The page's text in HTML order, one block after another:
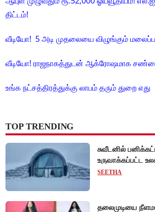
திட்டம்!
வீடியோ! 5 அடி முதலையை விழுங்கும்
வீடியோ! ராஜநாகத்துடன் ஆக்ரோஷமாக
உங்க நட்சத்திரத்துக்கு லாபம் தரும் துறை எது
TOP TRENDING
சுவீடனில்
உருவாக்கப்பட்ட
ஓட்டல்'!
SEETHA
தலைமுடியை